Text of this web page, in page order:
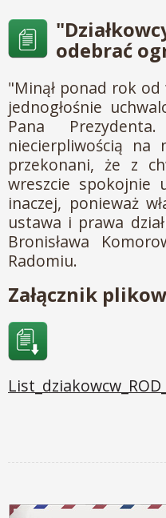
odebrać
"Minął ponad rok
jednogłośnie
Pana
niecierpliwością
przekonani, że z
wreszcie spokojnie
inaczej, ponieważ
ustawa i prawa
Bronisława
Radomiu.
Załącznik